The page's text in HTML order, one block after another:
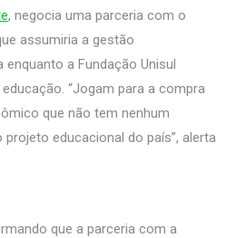
, negocia uma parceria com o
assumiria a gestão
a Fundação Unisul
“Jogam para a compra
que não tem nenhum
educacional do país”, alerta
que a parceria com a